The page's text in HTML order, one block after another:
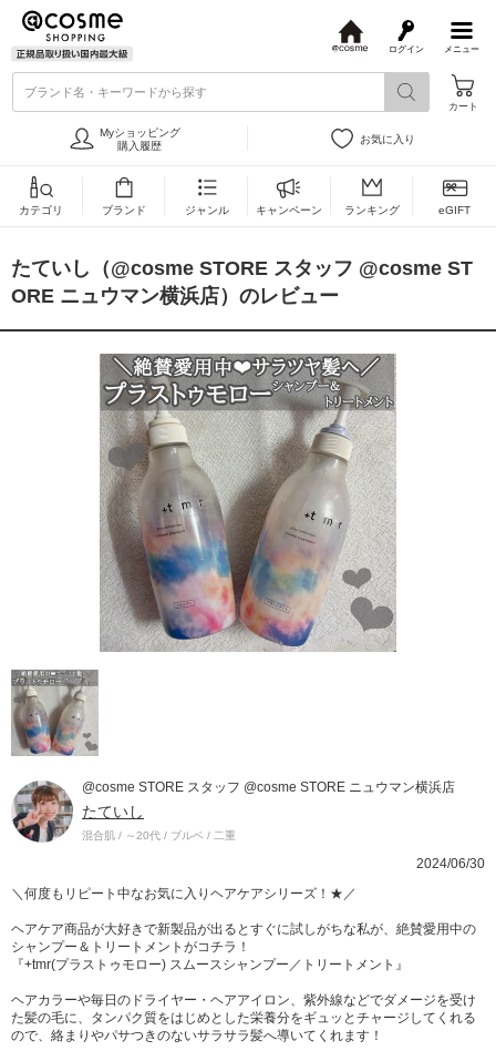
メニュー
ログイン
s
ブランド名・キーワードから探す
カート
Myショッピング
購入履歴
お気に入り
カテゴリ ブランド ジャンル キャンペーン ランキング eGIFT
たていし（@cosme STORE スタッフ @cosme ST
ORE ニュウマン横浜店）のレビュー
@cosme STORE スタッフ @cosme STORE ニュウマン横浜店
たていし
混合肌 / ～20代 / ブルベ / 二重
2024/06/30
＼何度もリピート中なお気に入りヘアケアシリーズ！★／
ヘアケア商品が大好きで新製品が出るとすぐに試しがちな私が、絶賛愛用中の
シャンプー＆トリートメントがコチラ！
『+tmr(プラストゥモロー) スムースシャンプー／トリートメント』
ヘアカラーや毎日のドライヤー・ヘアアイロン、紫外線などでダメージを受け
た髪の毛に、タンパク質をはじめとした栄養分をギュッとチャージしてくれる
ので、絡まりやパサつきのないサラサラ髪へ導いてくれます！